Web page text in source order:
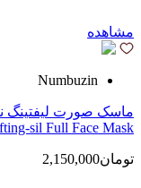
مشاهده
Numbuzin
sil Full Face Mask
تومان2,150,000